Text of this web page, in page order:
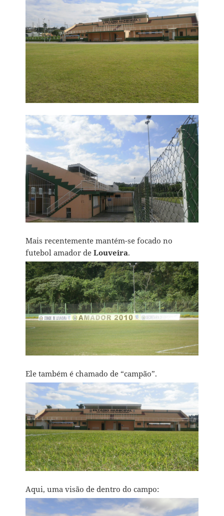
Mais recentemente mantém-se focado no
futebol amador deLouveira.
Ele também é chamado de “campão”.
Aqui, uma visão de dentro do campo: